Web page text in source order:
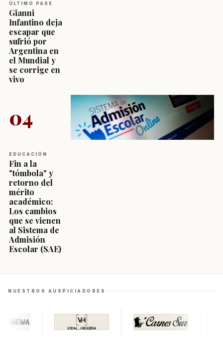
ÚLTIMO PASE
Gianni
Infantino deja
escapar que
sufrió por
Argentina en
el Mundial y
se corrige en
vivo
04
EDUCACIÓN
Fin a la
"tómbola" y
retorno del
mérito
académico:
Los cambios
que se vienen
al Sistema de
Admisión
Escolar (SAE)
NUESTROS AUSPICIADORES